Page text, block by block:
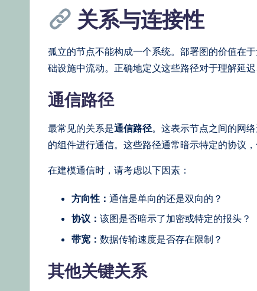
关系与连接性
孤立的节点不能构成一个系统。部署图的价值在
础设施中流动。正确地定义这些路径对于理解延迟
通信路径
最常见的关系是通信路径。这表示节点之间的网
的组件进行通信。这些路径通常暗示特定的协议
在建模通信时，请考虑以下因素：
方向性： 通信是单向的还是双向的？
协议： 该图是否暗示了加密或特定的报头？
带宽： 数据传输速度是否存在限制？
其他关键关系